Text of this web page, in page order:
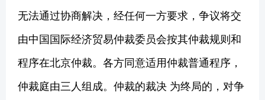
无法通过协商解决，经任何一方要求，争议将交
由中国国际经济贸易仲裁委员会按其仲裁规则和
程序在北京仲裁。各方同意适用仲裁普通程序，
仲裁庭由三人组成。仲裁的裁决 为终局的，对争